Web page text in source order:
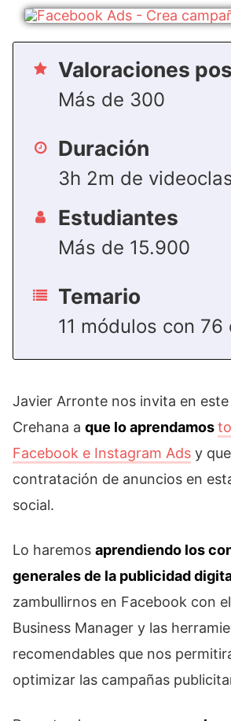
Valoraciones
Más de 300
Duración
3h 2m de
Estudiantes
Más de 15.900
Temario
11 módulos con 76
Javier Arronte nos invita en
Crehana a que lo aprendamos
Facebook e Instagram Ads y
contratación de anuncios en
social.
Lo haremos aprendiendo los
generales de la publicidad
zambullirnos en Facebook con
Business Manager y las
recomendables que nos
optimizar las campañas